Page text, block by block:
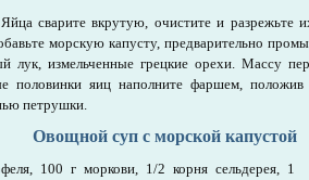
Яйца сварите вкрутую, очистите и разрежьте
морскую капусту, предварительно
лук, измельченные грецкие орехи. Массу
половинки яиц наполните фаршем,
петрушки.
Овощной суп с морской капустой
100 г моркови, 1/2 корня сельдерея, 1